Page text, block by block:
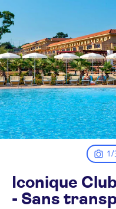
1/
Iconique
- Sans